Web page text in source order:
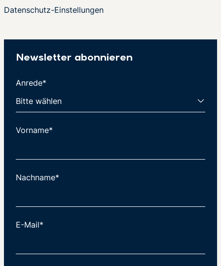
Datenschutz-Einstellungen
Newsletter abonnieren
Anrede*
Vorname*
Nachname*
E-Mail*